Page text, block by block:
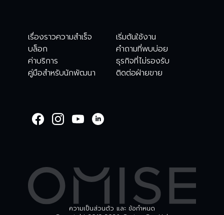
เรื่องราวความสำเร็จ
บล็อก
ค่าบริการ
คู่มือสำหรับนักพัฒนา
เริ่มต้นใช้งาน
คำถามที่พบบ่อย
ธุรกิจที่ไม่รองรับ
ติดต่อฝ่ายขาย
ความเป็นส่วนตัว และ ข้อกำหนด
OMISE SUPPORT.
HOW CAN WE